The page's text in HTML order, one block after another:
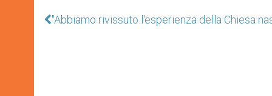
"Abbiamo rivissuto l'esperienza della Chiesa